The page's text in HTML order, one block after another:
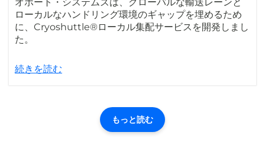
ローカルなハンドリング環境のギャップを埋めるため
に、Cryoshuttle®ローカル集配サービスを開発しまし
た。
続きを読む
もっと読む